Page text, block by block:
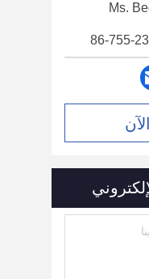
Ms.
86-755-